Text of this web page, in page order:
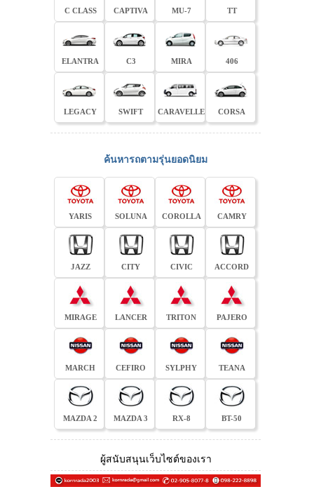
C CLASS CAPTIVA MU-7 TT
ELANTRA C3 MIRA 406
LEGACY SWIFT CARAVELLE CORSA
ค้นหารถตามรุ่นยอดนิยม
YARIS SOLUNA COROLLA CAMRY
JAZZ CITY CIVIC ACCORD
MIRAGE LANCER TRITON PAJERO
MARCH CEFIRO SYLPHY TEANA
MAZDA 2 MAZDA 3 RX-8 BT-50
ผู้สนับสนุนเว็บไซต์ของเรา